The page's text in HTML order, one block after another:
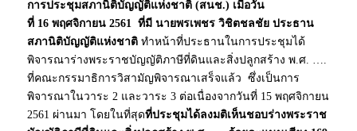
การประชุมสภานิติบัญญัติแห่งชาติ (สนช.) เมื่อวัน
ที่ 16 พฤศจิกายน 2561 ที่มี นายพรเพชร วิชิตชลชัย ประธาน
สภานิติบัญญัติแห่งชาติ ทำหน้าที่ประธานในการประชุมได้
พิจารณาร่างพระราชบัญญัติภาษีที่ดินและสิ่งปลูกสร้าง พ.ศ. ….
ที่คณะกรรมาธิการวิสามัญพิจารณาเสร็จแล้ว ซึ่งเป็นการ
พิจารณาในวาระ 2 และวาระ 3 ต่อเนื่องจากวันที่ 15 พฤศจิกายน
2561 ผ่านมา โดยในที่สุดที่ประชุมได้ลงมติเห็นชอบร่างพระราช